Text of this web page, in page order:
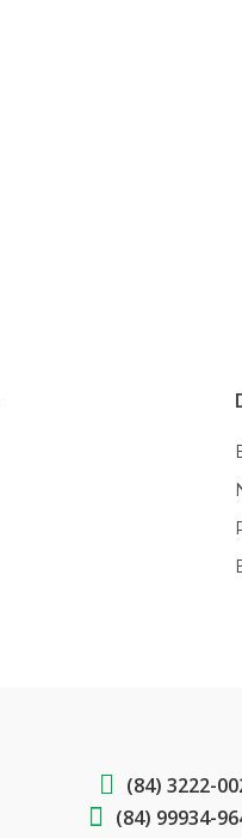
(84) 3222-
(84) 99934-